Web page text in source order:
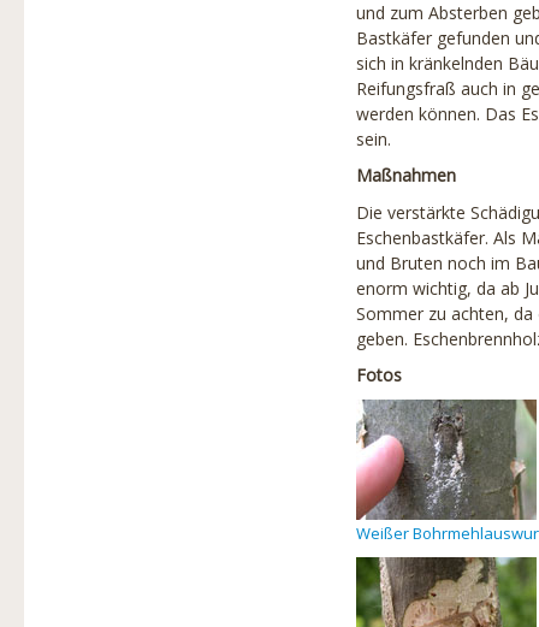
und zum Absterben
Bastkäfer gefunden
sich in kränkelnden
Reifungsfraß auch in
werden können. Das
sein.
Maßnahmen
Die verstärkte
Eschenbastkäfer. Als
und Bruten noch im
enorm wichtig, da ab
Sommer zu achten,
geben.
Fotos
Weißer